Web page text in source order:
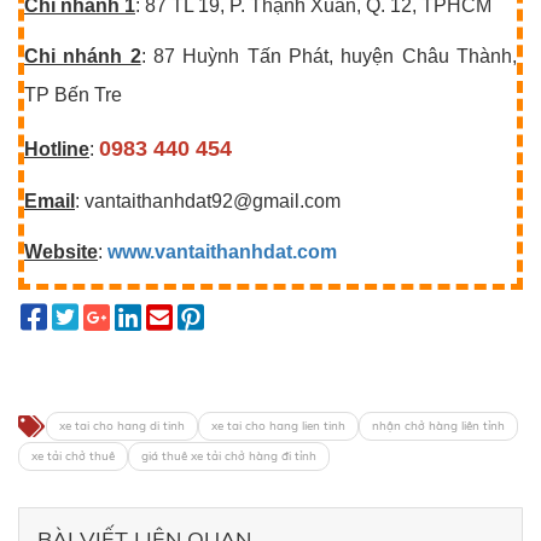
Chi nhánh 1: 87 TL 19, P. Thạnh Xuân, Q. 12, TPHCM
Chi nhánh 2: 87 Huỳnh Tấn Phát, huyện Châu Thành,
TP Bến Tre
Hotline: 0983 440 454
Email : vantaithanhdat92@gmail.com
Website: www.vantaithanhdat.com
xe tai cho hang di tinh xe tai cho hang lien tinh
nhận chở hàng liên tỉnh
xe tải chở thuê
giá thuê xe tải chở hàng đi tỉnh